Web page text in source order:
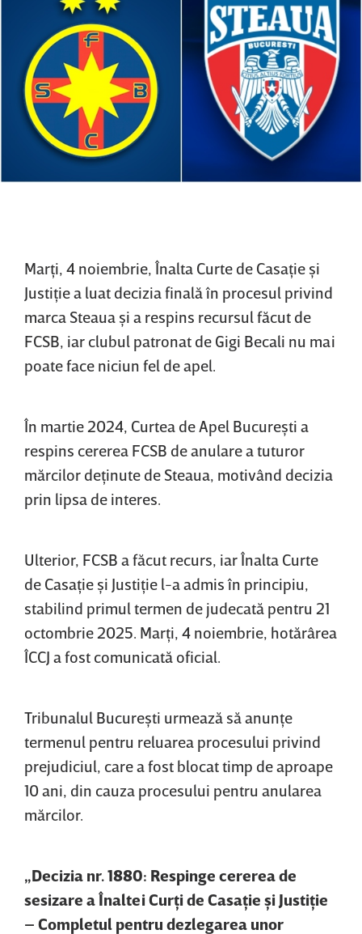
Marţi, 4 noiembrie, Înalta Curte de Casaţie şi
Justiţie a luat decizia finală în procesul privind
marca Steaua şi a respins recursul făcut de
FCSB, iar clubul patronat de Gigi Becali nu mai
poate face niciun fel de apel.
În martie 2024, Curtea de Apel Bucureşti a
respins cererea FCSB de anulare a tuturor
mărcilor deţinute de Steaua, motivând decizia
prin lipsa de interes.
Ulterior, FCSB a făcut recurs, iar Înalta Curte
de Casaţie şi Justiţie l-a admis în principiu,
stabilind primul termen de judecată pentru 21
octombrie 2025. Marţi, 4 noiembrie, hotărârea
ÎCCJ a fost comunicată oficial.
Tribunalul Bucureşti urmează să anunţe
termenul pentru reluarea procesului privind
prejudiciul, care a fost blocat timp de aproape
10 ani, din cauza procesului pentru anularea
mărcilor.
„Decizia nr. 1880: Respinge cererea de
sesizare a Înaltei Curţi de Casaţie şi Justiţie
– Completul pentru dezlegarea unor